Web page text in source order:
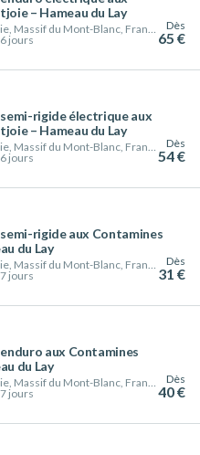
– Hameau du Lay
Contamines-Montjoie, Massif du Mont-Blanc, France
jours
Dès
65 €
rigide électrique aux
– Hameau du Lay
Contamines-Montjoie, Massif du Mont-Blanc, France
jours
Dès
54 €
rigide aux Contamines
du Lay
Contamines-Montjoie, Massif du Mont-Blanc, France
jours
Dès
31 €
aux Contamines
du Lay
Contamines-Montjoie, Massif du Mont-Blanc, France
jours
Dès
40 €